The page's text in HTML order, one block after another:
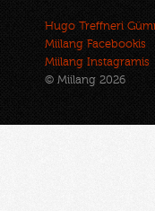
Hugo Treffneri
Miilang Facebookis
Miilang Instagramis
© Miilang 2026